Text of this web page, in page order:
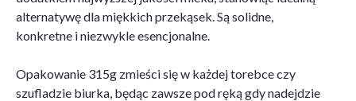
alternatywę dla miękkich przekąsek. Są solidne,
konkretne i niezwykle esencjonalne.
Opakowanie 315g zmieści się w każdej torebce czy
szufladzie biurka, będąc zawsze pod ręką gdy nadejdzie